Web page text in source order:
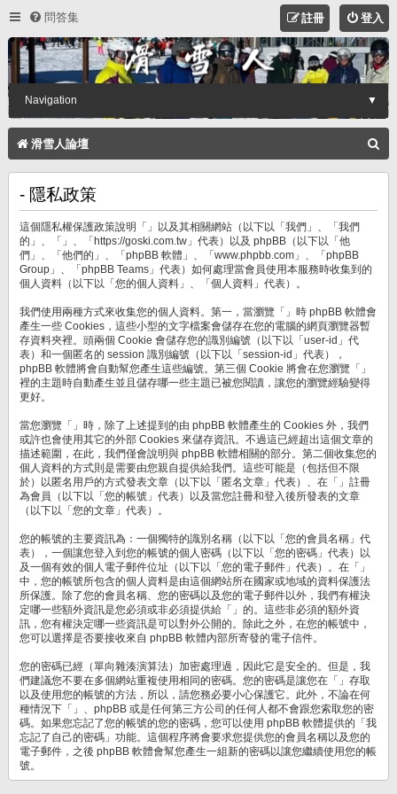
問答集 登入
註冊
Navigation ▼
滑雪人論壇
尋
- 隱私政策
這個隱私權保護政策說明「」以及其相關網站（以下以「我們」、「我們
的」、「」、「https://goski.com.tw」代表）以及 phpBB（以下以「他
們」、「他們的」、「phpBB 軟體」、「www.phpbb.com」、「phpBB
Group」、「phpBB Teams」代表）如何處理當會員使用本服務時收集到的
個人資料（以下以「您的個人資料」、「個人資料」代表）。
我們使用兩種方式來收集您的個人資料。第一，當瀏覽「」時 phpBB 軟體會
產生一些 Cookies，這些小型的文字檔案會儲存在您的電腦的網頁瀏覽器暫
存資料夾裡。頭兩個 Cookie 會儲存您的識別編號（以下以「user-id」代
表）和一個匿名的 session 識別編號（以下以「session-id」代表），
phpBB 軟體將會自動幫您產生這些編號。第三個 Cookie 將會在您瀏覽「」
裡的主題時自動產生並且儲存哪一些主題已被您閱讀，讓您的瀏覽經驗變得
更好。
當您瀏覽「」時，除了上述提到的由 phpBB 軟體產生的 Cookies 外，我們
或許也會使用其它的外部 Cookies 來儲存資訊。不過這已經超出這個文章的
描述範圍，在此，我們僅會說明與 phpBB 軟體相關的部分。第二個收集您的
個人資料的方式則是需要由您親自提供給我們。這些可能是（包括但不限
於）以匿名用戶的方式發表文章（以下以「匿名文章」代表）、在「」註冊
為會員（以下以「您的帳號」代表）以及當您註冊和登入後所發表的文章
（以下以「您的文章」代表）。
您的帳號的主要資訊為：一個獨特的識別名稱（以下以「您的會員名稱」代
表），一個讓您登入到您的帳號的個人密碼（以下以「您的密碼」代表）以
及一個有效的個人電子郵件位址（以下以「您的電子郵件」代表）。在「」
中，您的帳號所包含的個人資料是由這個網站所在國家或地域的資料保護法
所保護。除了您的會員名稱、您的密碼以及您的電子郵件以外，我們有權決
定哪一些額外資訊是您必須或非必須提供給「」的。這些非必須的額外資
訊，您有權決定哪一些資訊是可以對外公開的。除此之外，在您的帳號中，
您可以選擇是否要接收來自 phpBB 軟體內部所寄發的電子信件。
您的密碼已經（單向雜湊演算法）加密處理過，因此它是安全的。但是，我
們建議您不要在多個網站重複使用相同的密碼。您的密碼是讓您在「」存取
以及使用您的帳號的方法，所以，請您務必要小心保護它。此外，不論在何
種情況下「」、phpBB 或是任何第三方公司的任何人都不會跟您索取您的密
碼。如果您忘記了您的帳號的您的密碼，您可以使用 phpBB 軟體提供的「我
忘記了自己的密碼」功能。這個程序將會要求您提供您的會員名稱以及您的
電子郵件，之後 phpBB 軟體會幫您產生一組新的密碼以讓您繼續使用您的帳
號。